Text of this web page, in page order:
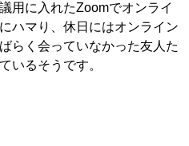
用に入れたZoomでオンライ
ハマり、休日にはオンライン
らく会っていなかった友人た
いるそうです。